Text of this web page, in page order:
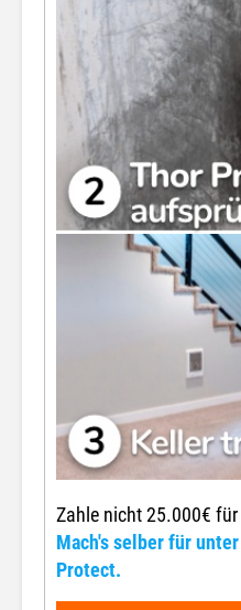
Zahle nicht 25.000€
Mach's selber für
Protect.